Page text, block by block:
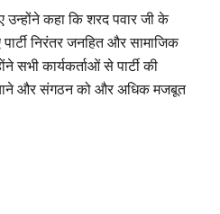
उन्होंने कहा कि शरद पवार जी के
निरंतर जनहित और सामाजिक
सभी कार्यकर्ताओं से पार्टी की
और संगठन को और अधिक मजबूत